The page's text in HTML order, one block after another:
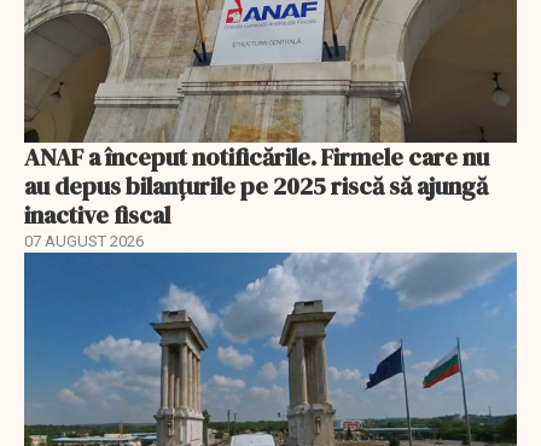
ANAF a început notificările. Firmele care nu
au depus bilanțurile pe 2025 riscă să ajungă
inactive fiscal
07 AUGUST 2026